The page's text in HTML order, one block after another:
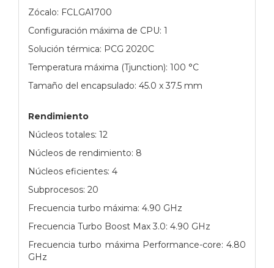
Zócalo: FCLGA1700
Configuración máxima de CPU: 1
Solución térmica: PCG 2020C
Temperatura máxima (Tjunction): 100 °C
Tamaño del encapsulado: 45.0 x 37.5 mm
Rendimiento
Núcleos totales: 12
Núcleos de rendimiento: 8
Núcleos eficientes: 4
Subprocesos: 20
Frecuencia turbo máxima: 4.90 GHz
Frecuencia Turbo Boost Max 3.0: 4.90 GHz
Frecuencia turbo máxima Performance-core: 4.80
GHz